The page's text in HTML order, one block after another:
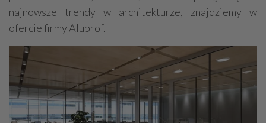
najnowsze trendy w architekturze, znajdziemy w
ofercie firmy Aluprof.